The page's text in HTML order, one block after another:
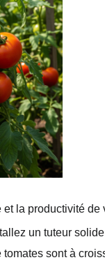
la productivité de
un tuteur
sont à